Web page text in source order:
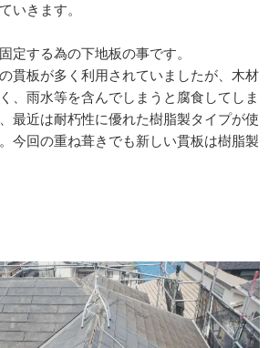
いきます。
定する為の下地板の事です。
貫板が多く利用されていましたが、木材
、雨水等を含んでしまうと腐食してしま
最近は耐朽性に優れた樹脂製タイプが使
今回の重ね葺きでも新しい貫板は樹脂製